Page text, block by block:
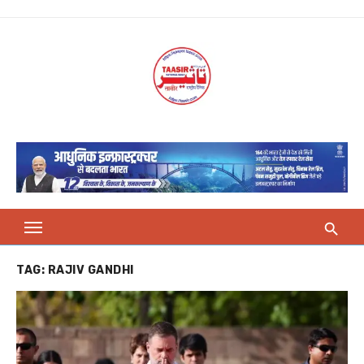
TAG: RAJIV GANDHI